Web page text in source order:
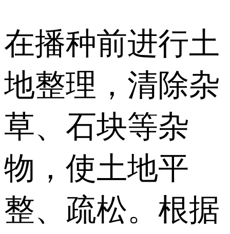
在播种前进行土
地整理，清除杂
草、石块等杂
物，使土地平
整、疏松。根据